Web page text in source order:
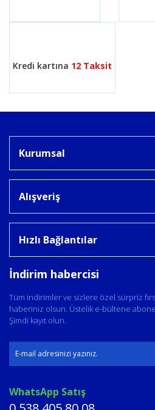
Kredi kartına 12 Taksit
Kurumsal
Alışveriş
Hızlı Bağlantılar
İndirim habercisi
Tüm indirimler ve sizlere özel sürpriz
haberiniz olsun. Üstelik e-bültene
Şimdi kayıt olun.
WhatsApp Satış